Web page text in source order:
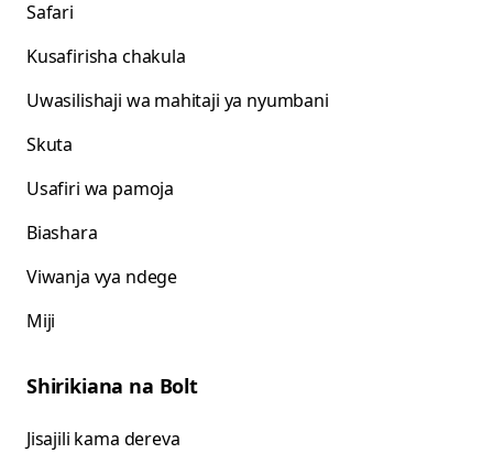
Safari
Kusafirisha chakula
Uwasilishaji wa mahitaji ya nyumbani
Skuta
Usafiri wa pamoja
Biashara
Viwanja vya ndege
Miji
Shirikiana na Bolt
Jisajili kama dereva